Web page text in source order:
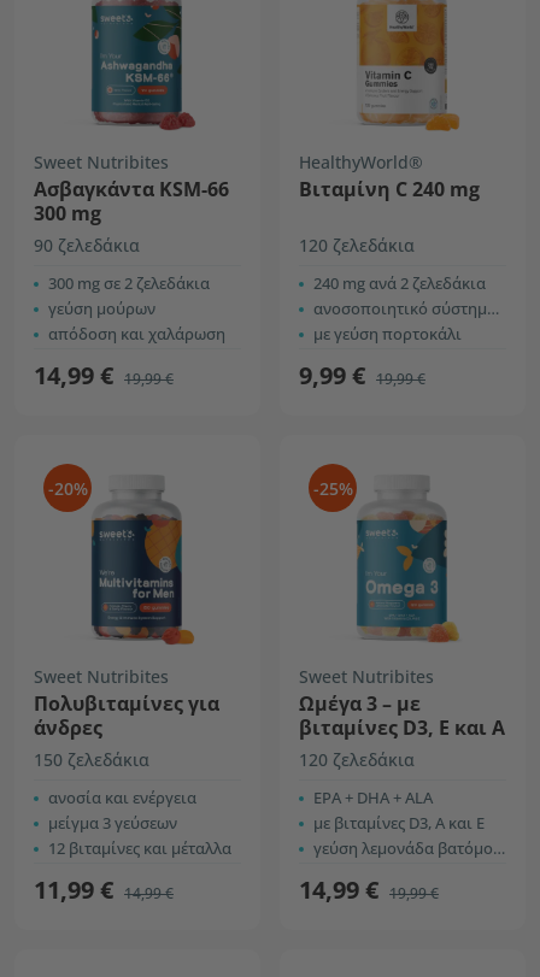
Sweet Nutribites
Ασβαγκάντα KSM-66
300 mg
90 ζελεδάκια
300 mg σε 2 ζελεδάκια
γεύση μούρων
απόδοση και χαλάρωση
14,99 € 19,99 €
HealthyWorld®
Βιταμίνη C 240 mg
120 ζελεδάκια
240 mg ανά 2 ζελεδάκια
ανοσοποιητικό σύστημα & ενέργεια
με γεύση πορτοκάλι
9,99 € 19,99 €
-20%
Sweet Nutribites
Πολυβιταμίνες για
άνδρες
150 ζελεδάκια
ανοσία και ενέργεια
μείγμα 3 γεύσεων
12 βιταμίνες και μέταλλα
11,99 € 14,99 €
-25%
Sweet Nutribites
Ωμέγα 3 – με
βιταμίνες D3, E και A
120 ζελεδάκια
ΕPΑ + DHA + ALA
με βιταμίνες D3, Α και Ε
γεύση λεμονάδα βατόμουρο
14,99 € 19,99 €